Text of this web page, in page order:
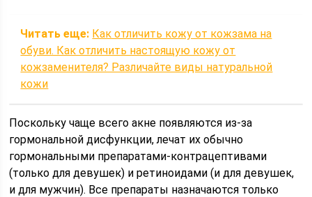
Читать еще: Как отличить кожу от кожзама на
обуви. Как отличить настоящую кожу от
кожзаменителя? Различайте виды натуральной
кожи
Поскольку чаще всего акне появляются из-за
гормональной дисфункции, лечат их обычно
гормональными препаратами-контрацептивами
(только для девушек) и ретиноидами (и для девушек,
и для мужчин). Все препараты назначаются только